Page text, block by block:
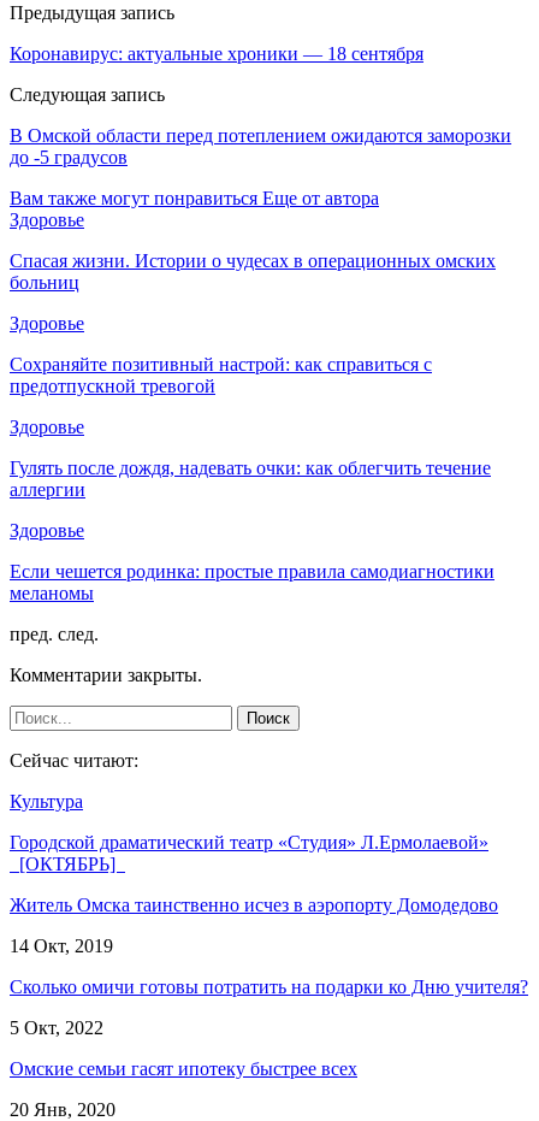
Предыдущая запись
Коронавирус: актуальные хроники — 18 сентября
Следующая запись
В Омской области перед потеплением ожидаются заморозки
до -5 градусов
Вам также могут понравиться Еще от автора
Здоровье
Спасая жизни. Истории о чудесах в операционных омских
больниц
Здоровье
Сохраняйте позитивный настрой: как справиться с
предотпускной тревогой
Здоровье
Гулять после дождя, надевать очки: как облегчить течение
аллергии
Здоровье
Если чешется родинка: простые правила самодиагностики
меланомы
пред. след.
Комментарии закрыты.
Сейчас читают:
Культура
Городской драматический театр «Студия» Л.Ермолаевой»
[ОКТЯБРЬ]
Житель Омска таинственно исчез в аэропорту Домодедово
14 Окт, 2019
Сколько омичи готовы потратить на подарки ко Дню учителя?
5 Окт, 2022
Омские семьи гасят ипотеку быстрее всех
20 Янв, 2020